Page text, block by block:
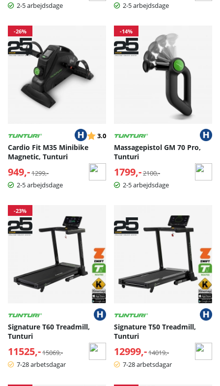
2-5 arbejdsdage
2-5 arbejdsdage
-26%
Vurdering:
3.0 ud af 5 stjerner
Cardio Fit M35 Minibike
Magnetic, Tunturi
949,- Normalpris:
1299,-
2-5 arbejdsdage
-14%
Massagepistol GM 70 Pro,
Tunturi
1799,- Normalpris:
2100,-
2-5 arbejdsdage
-23%
Signature T60 Treadmill,
Tunturi
11525,- Normalpris:
15069,-
7-28 arbetsdagar
Signature T50 Treadmill,
Tunturi
12999,- Normalpris:
14019,-
7-28 arbetsdagar